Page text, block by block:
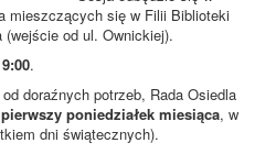
mieszczących się w Filii Biblioteki
od ul. Ownickiej).
.
doraźnych potrzeb, Rada Osiedla
pierwszy poniedziałek miesiąca, w
dni świątecznych).